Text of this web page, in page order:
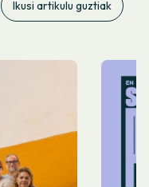
Ikusi artikulu guztiak